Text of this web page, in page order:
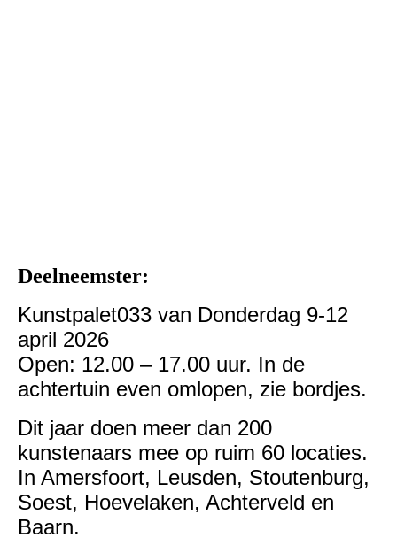
Deelneemster:
Kunstpalet033 van Donderdag 9-12
april 2026
Open: 12.00 – 17.00 uur. In de
achtertuin even omlopen, zie bordjes.
Dit jaar doen meer dan 200
kunstenaars mee op ruim 60 locaties.
In Amersfoort, Leusden, Stoutenburg,
Soest, Hoevelaken, Achterveld en
Baarn.